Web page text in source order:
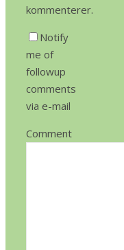
kommenterer.
Notify
me of
followup
comments
via e-mail
Comment